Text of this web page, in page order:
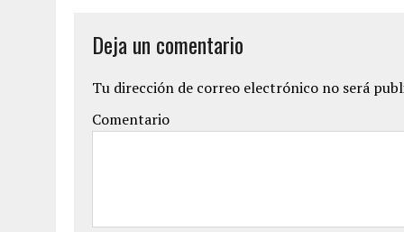
Deja un comentario
Tu dirección de correo electrónico no será
Comentario